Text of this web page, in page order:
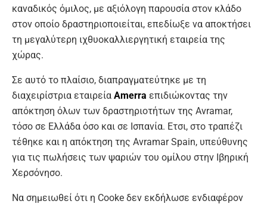
καναδικός όμιλος, με αξιόλογη παρουσία στον κλάδο
στον οποίο δραστηριοποιείται, επεδίωξε να αποκτήσει
τη μεγαλύτερη ιχθυοκαλλιεργητική εταιρεία της
χώρας.
Σε αυτό το πλαίσιο, διαπραγματεύτηκε με τη
διαχειρίστρια εταιρεία Amerra επιδιώκοντας την
απόκτηση όλων των δραστηριοτήτων της Avramar,
τόσο σε Ελλάδα όσο και σε Ισπανία. Ετσι, στο τραπέζι
τέθηκε και η απόκτηση της Avramar Spain, υπεύθυνης
για τις πωλήσεις των ψαριών του ομίλου στην Ιβηρική
Χερσόνησο.
Να σημειωθεί ότι η Cooke δεν εκδήλωσε ενδιαφέρον